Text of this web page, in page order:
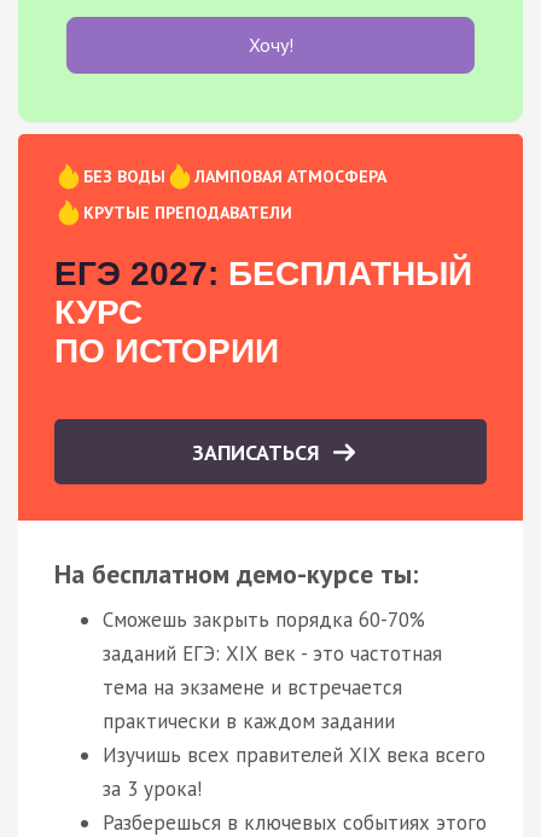
Хочу!
БЕЗ ВОДЫ
ЛАМПОВАЯ АТМОСФЕРА
КРУТЫЕ ПРЕПОДАВАТЕЛИ
ЕГЭ 2027: БЕСПЛАТНЫЙ
КУРС
ПО ИСТОРИИ
ЗАПИСАТЬСЯ
На бесплатном демо-курсе ты:
Сможешь закрыть порядка 60-70%
заданий ЕГЭ: XIX век - это частотная
тема на экзамене и встречается
практически в каждом задании
Изучишь всех правителей XIX века всего
за 3 урока!
Разберешься в ключевых событиях этого